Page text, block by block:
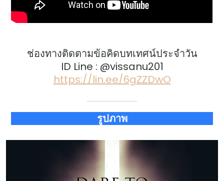
ช่องทางติดตามข้อคิดบทเทศน์ประจำวัน
ID Line : @vissanu201
https://lin.ee/6gZZDwO
รูปภาพ